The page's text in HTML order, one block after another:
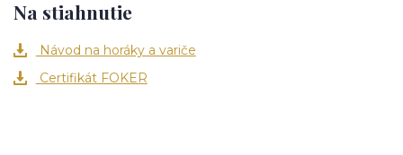
Na stiahnutie
Návod na horáky a variče
Certifikát FOKER